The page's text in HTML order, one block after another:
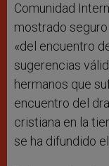
Comunidad
mostrado seguro
«del encuentro
sugerencias
hermanos que
encuentro del
cristiana en la
se ha difundido